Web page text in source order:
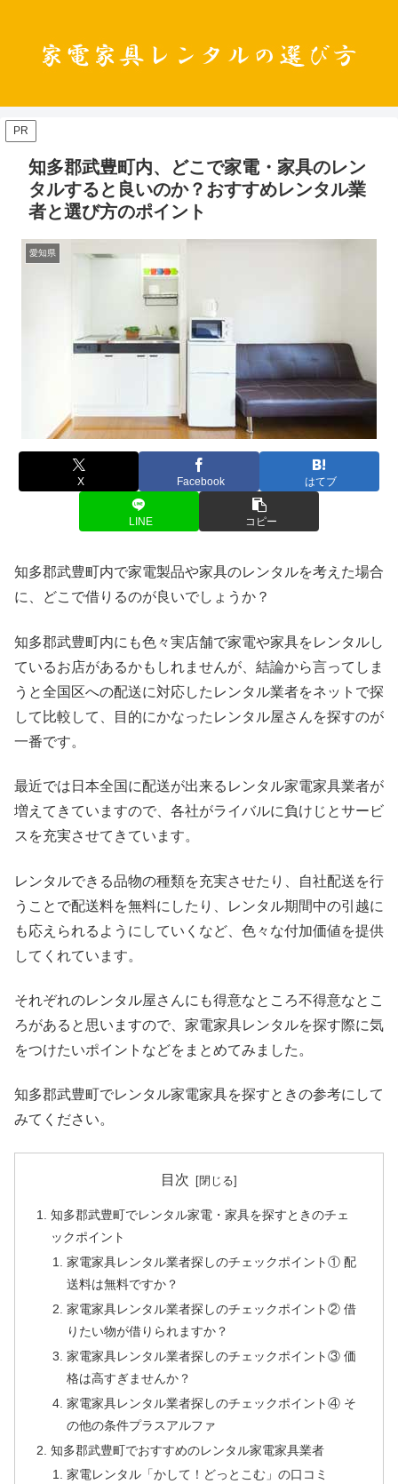
PR
知多郡武豊町内、どこで家電・家具のレン
タルすると良いのか？おすすめレンタル業
者と選び方のポイント
愛知県
X Facebook はてブ
LINE コピー
知多郡武豊町内で家電製品や家具のレンタルを考えた場合
に、どこで借りるのが良いでしょうか？
知多郡武豊町内にも色々実店舗で家電や家具をレンタルし
ているお店があるかもしれませんが、結論から言ってしま
うと全国区への配送に対応したレンタル業者をネットで探
して比較して、目的にかなったレンタル屋さんを探すのが
一番です。
最近では日本全国に配送が出来るレンタル家電家具業者が
増えてきていますので、各社がライバルに負けじとサービ
スを充実させてきています。
レンタルできる品物の種類を充実させたり、自社配送を行
うことで配送料を無料にしたり、レンタル期間中の引越に
も応えられるようにしていくなど、色々な付加価値を提供
してくれています。
それぞれのレンタル屋さんにも得意なところ不得意なとこ
ろがあると思いますので、家電家具レンタルを探す際に気
をつけたいポイントなどをまとめてみました。
知多郡武豊町でレンタル家電家具を探すときの参考にして
みてください。
目次
知多郡武豊町でレンタル家電・家具を探すときのチェ
ックポイント
家電家具レンタル業者探しのチェックポイント① 配
送料は無料ですか？
家電家具レンタル業者探しのチェックポイント② 借
りたい物が借りられますか？
家電家具レンタル業者探しのチェックポイント③ 価
格は高すぎませんか？
家電家具レンタル業者探しのチェックポイント④ そ
の他の条件プラスアルファ
知多郡武豊町でおすすめのレンタル家電家具業者
家電レンタル「かして！どっとこむ」の口コミ